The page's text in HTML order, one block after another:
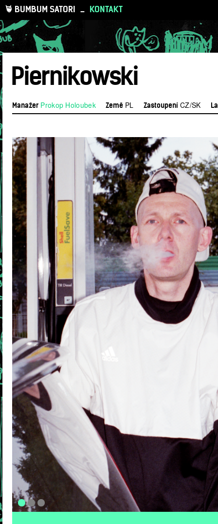
BUMBUM SATORI _ KONTAKT
Piernikowski
Manažer Prokop Holoubek ZeměPL ZastoupeníCZ/SK